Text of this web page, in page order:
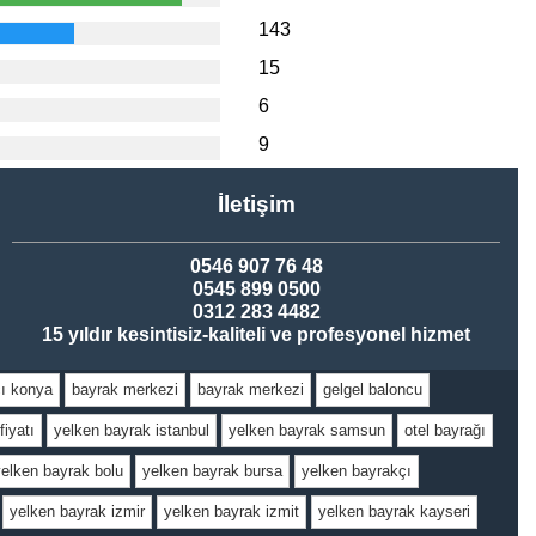
143
15
6
9
İletişim
0546 907 76 48
0545 899 0500
0312 283 4482
15 yıldır kesintisiz-kaliteli ve profesyonel hizmet
konya bayrak merkezi bayrak merkezi gelgel baloncu
yelken bayrak istanbul yelken bayrak samsun otel bayrağı
bayrak bolu yelken bayrak bursa yelken bayrakçı
yelken bayrak izmir yelken bayrak izmit yelken bayrak kayseri